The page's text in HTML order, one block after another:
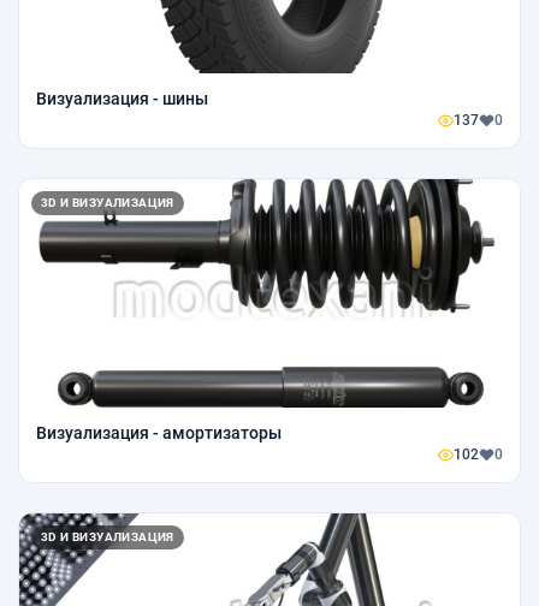
Визуализация - шины
137 0
3D И ВИЗУАЛИЗАЦИЯ
Визуализация - амортизаторы
102 0
3D И ВИЗУАЛИЗАЦИЯ